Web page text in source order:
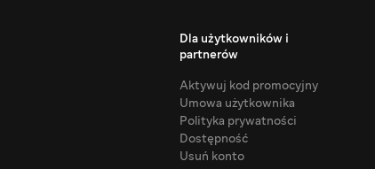
Dla użytkowników i
partnerów
Aktywuj kod promocyjny
Umowa użytkownika
Polityka prywatności
Dostępność
Usuń konto